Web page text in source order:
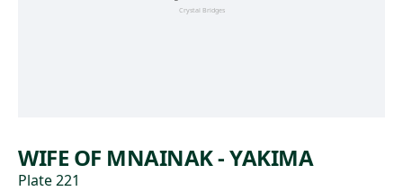
WIFE OF MNAINAK - YAKIMA
Plate 221